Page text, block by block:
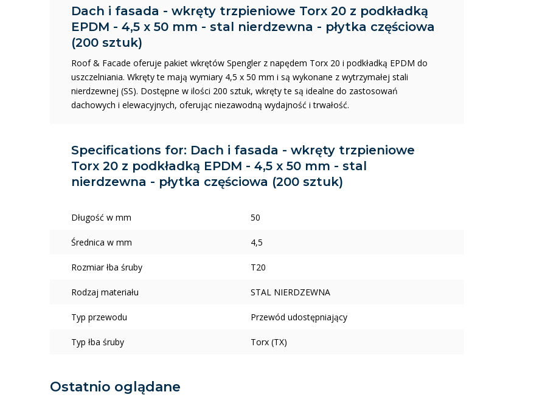
Dach i fasada - wkręty trzpieniowe Torx 20 z podkładką
EPDM - 4,5 x 50 mm - stal nierdzewna - płytka częściowa
(200 sztuk)
Roof & Facade oferuje pakiet wkrętów Spengler z napędem Torx 20 i podkładką EPDM do
uszczelniania. Wkręty te mają wymiary 4,5 x 50 mm i są wykonane z wytrzymałej stali
nierdzewnej (SS). Dostępne w ilości 200 sztuk, wkręty te są idealne do zastosowań
dachowych i elewacyjnych, oferując niezawodną wydajność i trwałość.
Specifications for: Dach i fasada - wkręty trzpieniowe
Torx 20 z podkładką EPDM - 4,5 x 50 mm - stal
nierdzewna - płytka częściowa (200 sztuk)
Długość w mm 50
Średnica w mm 4,5
Rozmiar łba śruby T20
Rodzaj materiału STAL NIERDZEWNA
Typ przewodu Przewód udostępniający
Typ łba śruby Torx (TX)
Ostatnio oglądane